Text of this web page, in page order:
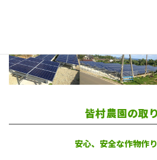
皆村農園の取
安心、安全な作物作